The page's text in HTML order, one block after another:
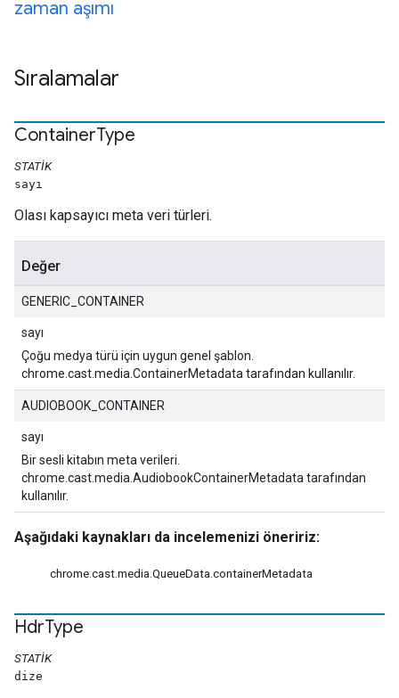
zaman aşımı
Sıralamalar
ContainerType
STATIK
sayı
Olası kapsayıcı meta veri türleri.
Değer
GENERIC_CONTAINER
sayı
Çoğu medya türü için uygun genel şablon.
chrome.cast.media.ContainerMetadata tarafından kullanılır.
AUDIOBOOK_CONTAINER
sayı
Bir sesli kitabın meta verileri.
chrome.cast.media.AudiobookContainerMetadata tarafından
kullanılır.
Aşağıdaki kaynakları da incelemenizi öneririz:
chrome.cast.media.QueueData.containerMetadata
HdrType
STATIK
dize